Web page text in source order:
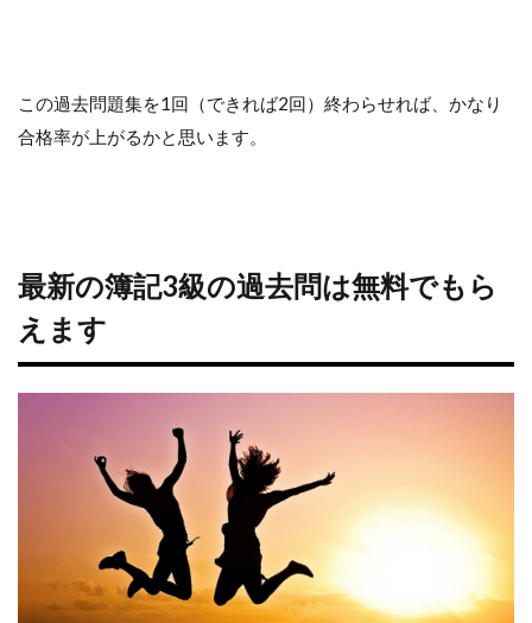
この過去問題集を1回（できれば2回）終わらせれば、かなり
合格率が上がるかと思います。
最新の簿記3級の過去問は無料でもら
えます